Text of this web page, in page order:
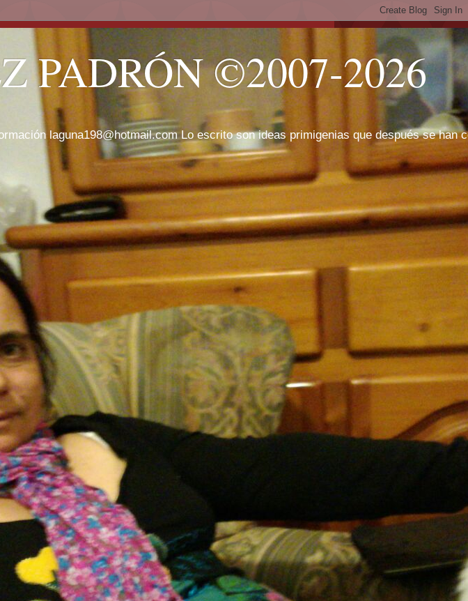
PADRÓN ©2007-2026
laguna198@hotmail.com Lo escrito son ideas primigenias que después se han